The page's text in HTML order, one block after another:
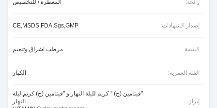
رائحة: المعطرة / للتخصيص
إصدار الشهادات: CE,MSDS,FDA,Sgs,GMP
السمة: مرطب اشراق وتنعيم
الفئة العمرية: الكبار
إبراز:
"فيتامين (ج) " كريم لليلة النهار و "فيتامين (ج) كريم ليله
النهار